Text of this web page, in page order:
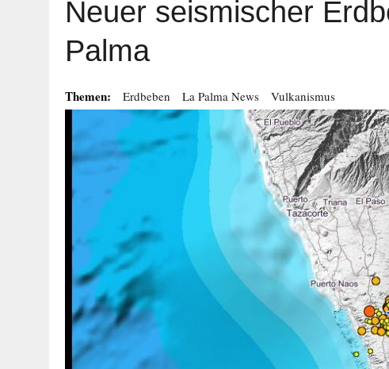
Neuer seismischer
Palma
Themen: Erdbeben La Palma News Vulkanismus